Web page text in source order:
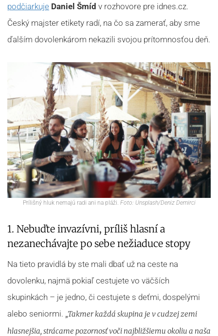
podčiarkuje Daniel Šmíd v rozhovore pre idnes.cz.
Český majster etikety radí, na čo sa zamerať, aby sme
ďalším dovolenkárom nekazili svojou prítomnosťou deň.
Prílišný hluk nemajú radi ani na pláži. Foto: Unsplash/Deniz Demirci
1. Nebuďte invazívni, príliš hlasní a
nezanechávajte po sebe nežiaduce stopy
Na tieto pravidlá by ste mali dbať už na ceste na
dovolenku, najmä pokiaľ cestujete vo väčších
skupinkách – je jedno, či cestujete s deťmi, dospelými
alebo seniormi. „Takmer každá skupina je v cudzej zemi
hlasnejšia, strácame pozornosť voči najbližšiemu okoliu a naša